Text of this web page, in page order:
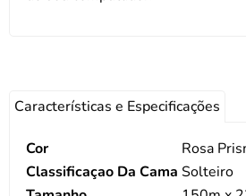
Características e Especificações
Cor
Rosa
Classificaçao Da Cama Solteiro